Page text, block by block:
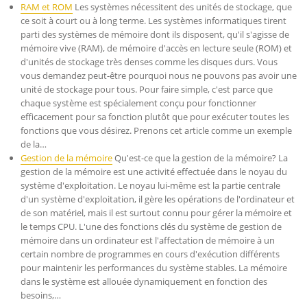
RAM et ROM Les systèmes nécessitent des unités de stockage, que
ce soit à court ou à long terme. Les systèmes informatiques tirent
parti des systèmes de mémoire dont ils disposent, qu'il s'agisse de
mémoire vive (RAM), de mémoire d'accès en lecture seule (ROM) et
d'unités de stockage très denses comme les disques durs. Vous
vous demandez peut-être pourquoi nous ne pouvons pas avoir une
unité de stockage pour tous. Pour faire simple, c'est parce que
chaque système est spécialement conçu pour fonctionner
efficacement pour sa fonction plutôt que pour exécuter toutes les
fonctions que vous désirez. Prenons cet article comme un exemple
de la…
Gestion de la mémoireQu'est-ce que la gestion de la mémoire? La
gestion de la mémoire est une activité effectuée dans le noyau du
système d'exploitation. Le noyau lui-même est la partie centrale
d'un système d'exploitation, il gère les opérations de l'ordinateur et
de son matériel, mais il est surtout connu pour gérer la mémoire et
le temps CPU. L'une des fonctions clés du système de gestion de
mémoire dans un ordinateur est l'affectation de mémoire à un
certain nombre de programmes en cours d'exécution différents
pour maintenir les performances du système stables. La mémoire
dans le système est allouée dynamiquement en fonction des
besoins,…